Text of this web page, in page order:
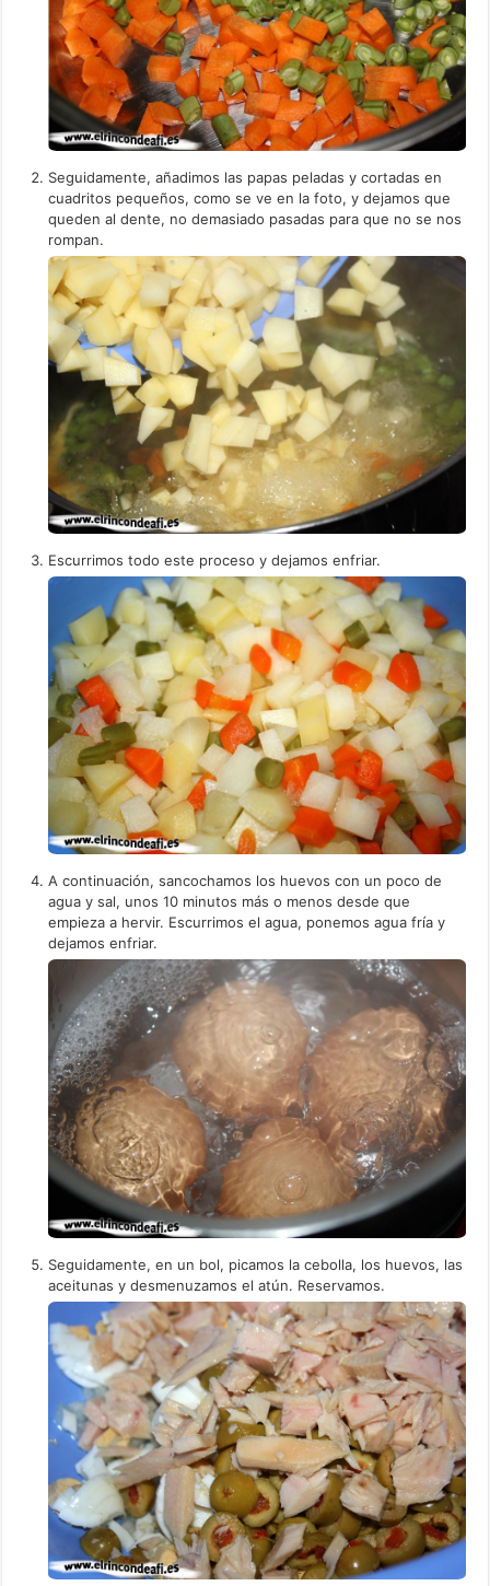
Seguidamente, añadimos las papas peladas y cortadas en
cuadritos pequeños, como se ve en la foto, y dejamos que
queden al dente, no demasiado pasadas para que no se nos
rompan.
Escurrimos todo este proceso y dejamos enfriar.
A continuación, sancochamos los huevos con un poco de
agua y sal, unos 10 minutos más o menos desde que
empieza a hervir. Escurrimos el agua, ponemos agua fría y
dejamos enfriar.
Seguidamente, en un bol, picamos la cebolla, los huevos, las
aceitunas y desmenuzamos el atún. Reservamos.